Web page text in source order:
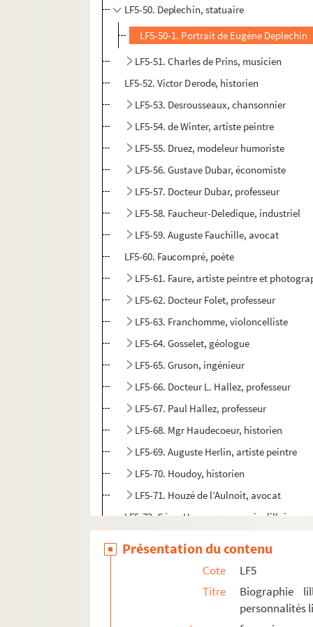
LF5-50. Deplechin, statuaire
LF5-50-1. Portrait de Eugène Deplechin
LF5-51. Charles de Prins, musicien
LF5-52. Victor Derode, historien
LF5-53. Desrousseaux, chansonnier
LF5-54. de Winter, artiste peintre
LF5-55. Druez, modeleur humoriste
LF5-56. Gustave Dubar, économiste
LF5-57. Docteur Dubar, professeur
LF5-58. Faucheur-Deledique, industriel
LF5-59. Auguste Fauchille, avocat
LF5-60. Faucompré, poète
LF5-61. Faure, artiste peintre et
LF5-62. Docteur Folet, professeur
LF5-63. Franchomme, violoncelliste
LF5-64. Gosselet, géologue
LF5-65. Gruson, ingénieur
LF5-66. Docteur L. Hallez, professeur
LF5-67. Paul Hallez, professeur
LF5-68. Mgr Haudecoeur, historien
LF5-69. Auguste Herlin, artiste peintre
LF5-70. Houdoy, historien
LF5-71. Houzé de l’Aulnoit, avocat
LF5-72. César Huguez, canonnier lillois
Présentation du contenu
Cote
LF5
Titre
Biographie
personnalités